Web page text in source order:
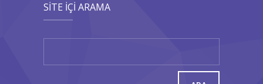
SITE İÇI ARAMA